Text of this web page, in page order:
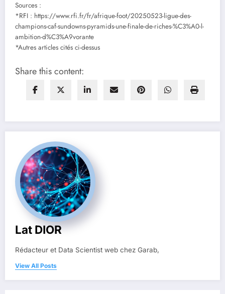
Sources :
*RFI : https://www.rfi.fr/fr/afrique-foot/20250523-ligue-des-
champions-caf-sundowns-pyramids-une-finale-de-riches-%C3%A0-l-
ambition-d%C3%A9vorante
*Autres articles cités ci-dessus
Share this content:
Lat DIOR
Rédacteur et Data Scientist web chez Garab,
View All Posts